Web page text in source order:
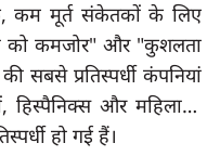
, कम मूर्त संकेतकों के लिए
को कमजोर" और "कुशलता
सबसे प्रतिस्पर्धी कंपनियां
, हिस्पैनिक्स और महिलाओं
हो गई हैं।